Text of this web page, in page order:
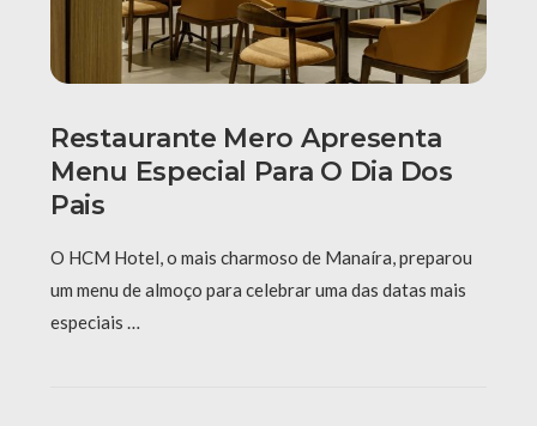
Restaurante Mero Apresenta
Menu Especial Para O Dia Dos
Pais
O HCM Hotel, o mais charmoso de Manaíra, preparou
um menu de almoço para celebrar uma das datas mais
especiais …